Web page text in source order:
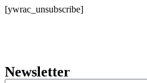
[ywrac_unsubscribe]
Newsletter